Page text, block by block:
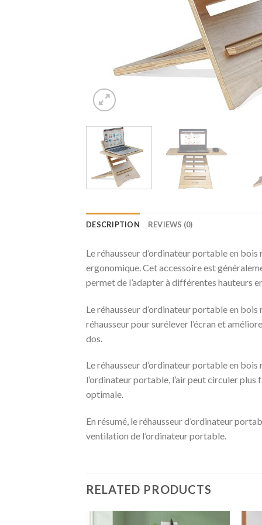
DESCRIPTION REVIEWS (0)
Le réhausseur d’ordinateur portable en
ergonomique. Cet accessoire est
permet de l’adapter à différentes hauteurs
Le réhausseur d’ordinateur portable en
réhausseur pour surélever l’écran et
dos.
Le réhausseur d’ordinateur portable en
l’ordinateur portable, l’air peut circuler
optimale.
En résumé, le réhausseur d’ordinateur
ventilation de l’ordinateur portable.
RELATED PRODUCTS